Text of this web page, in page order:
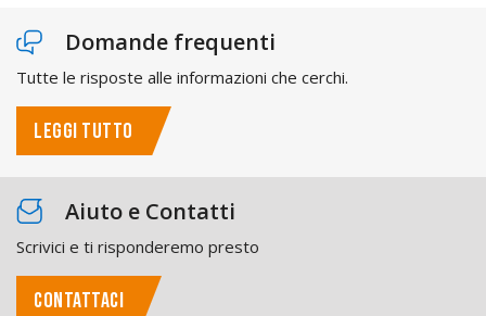
Domande frequenti
Tutte le risposte alle informazioni che cerchi.
LEGGI TUTTO
Aiuto e Contatti
Scrivici e ti risponderemo presto
CONTATTACI